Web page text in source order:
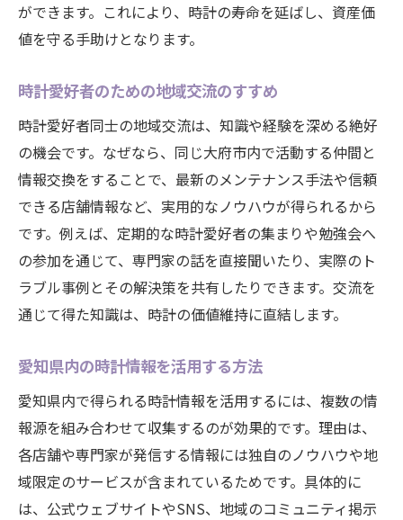
ができます。これにより、時計の寿命を延ばし、資産価
値を守る手助けとなります。
時計愛好者のための地域交流のすすめ
時計愛好者同士の地域交流は、知識や経験を深める絶好
の機会です。なぜなら、同じ大府市内で活動する仲間と
情報交換をすることで、最新のメンテナンス手法や信頼
できる店舗情報など、実用的なノウハウが得られるから
です。例えば、定期的な時計愛好者の集まりや勉強会へ
の参加を通じて、専門家の話を直接聞いたり、実際のト
ラブル事例とその解決策を共有したりできます。交流を
通じて得た知識は、時計の価値維持に直結します。
愛知県内の時計情報を活用する方法
愛知県内で得られる時計情報を活用するには、複数の情
報源を組み合わせて収集するのが効果的です。理由は、
各店舗や専門家が発信する情報には独自のノウハウや地
域限定のサービスが含まれているためです。具体的に
は、公式ウェブサイトやSNS、地域のコミュニティ掲示